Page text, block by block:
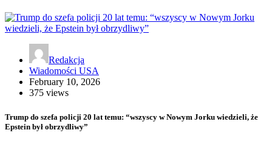
Redakcja
Wiadomości USA
February 10, 2026
375 views
Trump do szefa policji 20 lat temu: “wszyscy w Nowym Jorku wiedzieli, że
Epstein był obrzydliwy”